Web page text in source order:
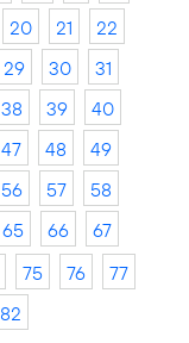
20 21
22
29 30
31
38 39
40
47 48
49
56 57
58
65 66
67
75 76
77
82